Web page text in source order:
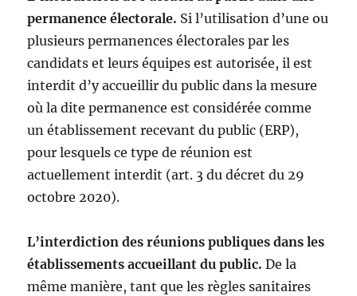
permanence électorale. Si l’utilisation d’une ou
plusieurs permanences électorales par les
candidats et leurs équipes est autorisée, il est
interdit d’y accueillir du public dans la mesure
où la dite permanence est considérée comme
un établissement recevant du public (ERP),
pour lesquels ce type de réunion est
actuellement interdit (art. 3 du décret du 29
octobre 2020).
L’interdiction des réunions publiques dans les
établissements accueillant du public. De la
même manière, tant que les règles sanitaires